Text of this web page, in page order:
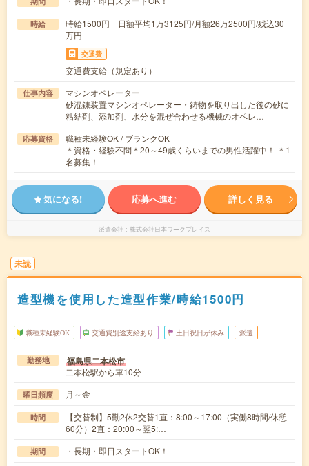
時給
時給1500円 日額平均1万3125円/月額26万2500円/残込30
万円
交通費
交通費支給（規定あり）
仕事内容
マシンオペレーター
砂混錬装置マシンオペレーター・鋳物を取り出した後の砂に
粘結剤、添加剤、水分を混ぜ合わせる機械のオペレ…
応募資格
職種未経験OK / ブランクOK
＊資格・経験不問＊20～49歳くらいまでの男性活躍中！ ＊1
名募集！
気になる! 応募へ進む 詳しく見る
派遣会社 株式会社日本ワークプレイス
未読
造型機を使用した造型作業/時給1500円
職種未経験OK 交通費別途支給あり 土日祝日が休み 派遣
勤務地 福島県二本松市
二本松駅から車10分
曜日頻度 月～金
時間
【交替制】5勤2休2交替1直：8:00～17:00（実働8時間/休憩
60分）2直：20:00～翌5:…
期間 ・長期・即日スタートOK！